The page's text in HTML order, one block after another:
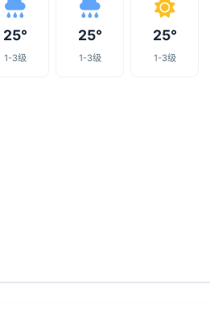
25°
1-3级
25°
1-3级
25°
1-3级